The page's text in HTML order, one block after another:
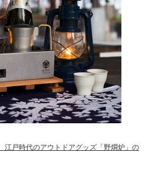
江戸時代のアウトドアグッズ「野燗炉」の